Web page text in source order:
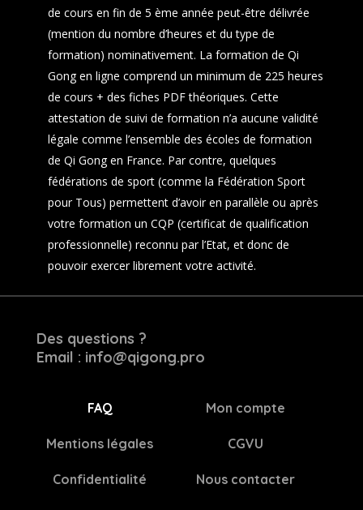
de cours en fin de 5 ème année peut-être délivrée
(mention du nombre d’heures et du type de
formation) nominativement. La formation de Qi
Gong en ligne comprend un minimum de 225 heures
de cours + des fiches PDF théoriques. Cette
attestation de suivi de formation n’a aucune validité
légale comme l’ensemble des écoles de formation
de Qi Gong en France. Par contre, quelques
fédérations de sport (comme la Fédération Sport
pour Tous) permettent d’avoir en parallèle ou après
votre formation un CQP (certificat de qualification
professionnelle) reconnu par l’Etat, et donc de
pouvoir exercer librement votre activité.
Des questions ?
Email : info@qigong.pro
FAQ Mon compte
Mentions légales CGVU
Confidentialité Nous contacter